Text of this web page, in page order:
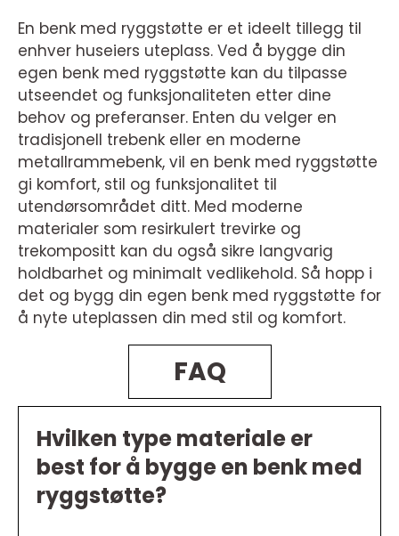
En benk med ryggstøtte er et ideelt tillegg til
enhver huseiers uteplass. Ved å bygge din
egen benk med ryggstøtte kan du tilpasse
utseendet og funksjonaliteten etter dine
behov og preferanser. Enten du velger en
tradisjonell trebenk eller en moderne
metallrammebenk, vil en benk med ryggstøtte
gi komfort, stil og funksjonalitet til
utendørsområdet ditt. Med moderne
materialer som resirkulert trevirke og
trekompositt kan du også sikre langvarig
holdbarhet og minimalt vedlikehold. Så hopp i
det og bygg din egen benk med ryggstøtte for
å nyte uteplassen din med stil og komfort.
FAQ
Hvilken type materiale er
best for å bygge en benk med
ryggstøtte?